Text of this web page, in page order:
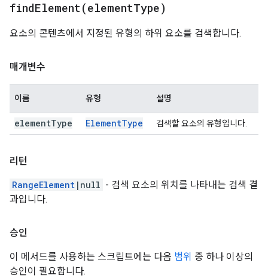
findElement(elementType)
요소의 콘텐츠에서 지정된 유형의 하위 요소를 검색합니다.
매개변수
이름 유형 설명
elementType ElementType 검색할 요소의 유형입니다.
리턴
RangeElement |null - 검색 요소의 위치를 나타내는 검색 결
과입니다.
승인
이 메서드를 사용하는 스크립트에는 다음 범위 중 하나 이상의
승인이 필요합니다.